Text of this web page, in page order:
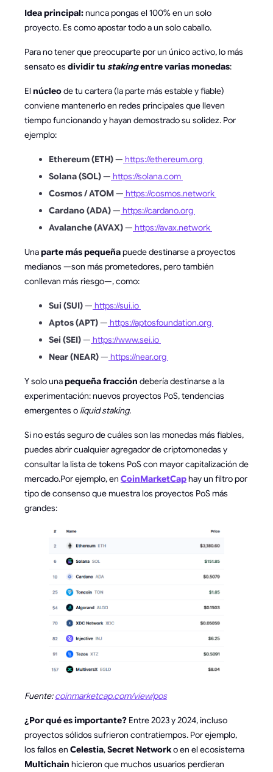
Idea principal:nunca pongas el 100% en un solo
proyecto. Es como apostar todo a un solo caballo.
Para no tener que preocuparte por un único activo, lo más
sensato es dividir tu stakingentre varias monedas:
El núcleode tu cartera (la parte más estable y fiable)
conviene mantenerlo en redes principales que lleven
tiempo funcionando y hayan demostrado su solidez. Por
ejemplo:
Ethereum (ETH)— https://ethereum.org
Solana (SOL)— https://solana.com
Cosmos / ATOM— https://cosmos.network
Cardano (ADA)— https://cardano.org
Avalanche (AVAX)— https://avax.network
Unaparte más pequeñapuede destinarse a proyectos
medianos —son más prometedores, pero también
conllevan más riesgo—, como:
Sui (SUI)— https://sui.io
Aptos (APT)— https://aptosfoundation.org
Sei (SEI)— https://www.sei.io
Near (NEAR)— https://near.org
Y solo unapequeña fracción debería destinarse a la
experimentación: nuevos proyectos PoS, tendencias
emergentes o liquid staking.
Si no estás seguro de cuáles son las monedas más fiables,
puedes abrir cualquier agregador de criptomonedas y
consultar la lista de tokens PoS con mayor capitalización de
mercado.Por ejemplo, en CoinMarketCaphay un filtro por
tipo de consenso que muestra los proyectos PoS más
grandes:
Fuente:coinmarketcap.com/view/pos
¿Por qué es importante? Entre 2023 y 2024, incluso
proyectos sólidos sufrieron contratiempos. Por ejemplo,
los fallos en Celestia,Secret Networko en el ecosistema
Multichain hicieron que muchos usuarios perdieran